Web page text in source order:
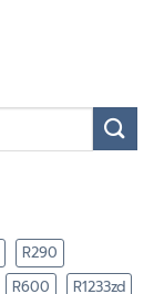
R290
R600
R1233zd